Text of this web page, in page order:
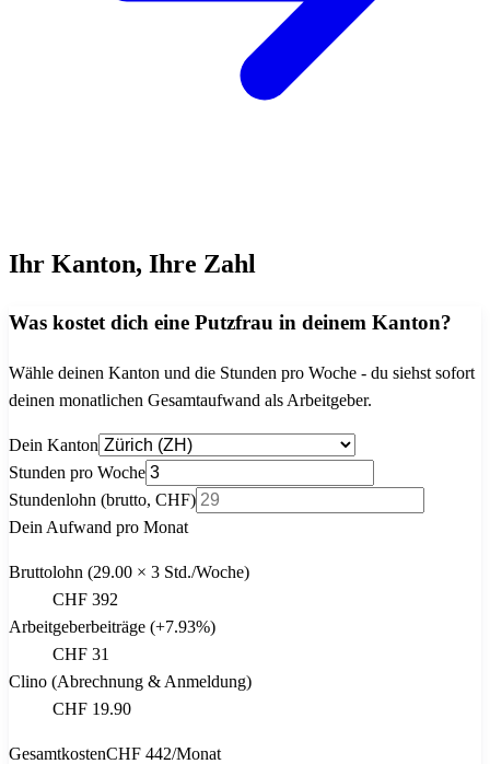
Ihr Kanton, Ihre Zahl
Was kostet dich eine Putzfrau in deinem Kanton?
Wähle deinen Kanton und die Stunden pro Woche - du siehst sofort
deinen monatlichen Gesamtaufwand als Arbeitgeber.
Dein Kanton
Stunden pro Woche
Stundenlohn (brutto, CHF)
Dein Aufwand pro Monat
Bruttolohn (29.00 × 3 Std./Woche)
CHF 392
Arbeitgeberbeiträge (+7.93%)
CHF 31
Clino (Abrechnung & Anmeldung)
CHF 19.90
GesamtkostenCHF 442/Monat